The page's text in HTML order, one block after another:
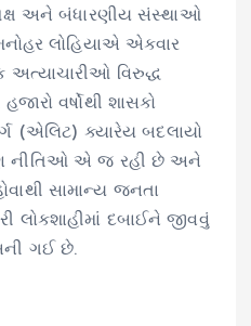
અને બંધારણીય સંસ્થાઓ
લોહિયાએ એકવાર
વિરુદ્ધ
વર્ષોથી શાસકો
(એલિટ) ક્યારેય બદલાયો
નીતિઓ એ જ રહી છે અને
સામાન્ય જનતા
લોકશાહીમાં દબાઈને જીવવું
ગઈ છે.